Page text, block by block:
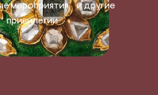
мероприятия и другие
привилегии